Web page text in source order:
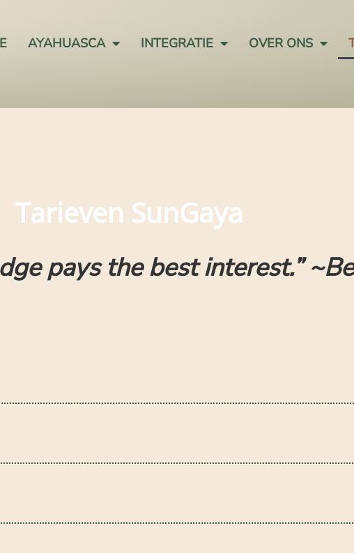
AYAHUASCA INTEGRATIE OVER ONS
Tarieven SunGaya
pays the best interest.”